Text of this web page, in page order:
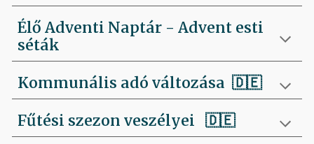
Élő Adventi Naptár - Advent esti
séták
Kommunális adó változása 🇩🇪
Fűtési szezon veszélyei 🇩🇪